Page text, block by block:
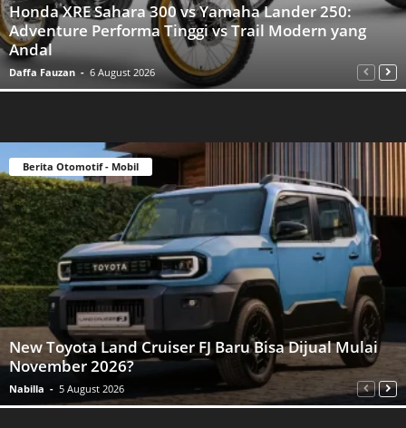
Honda XRE Sahara 300 vs Yamaha Lander 250:
Adventure Performa Tinggi vs Trail Modern yang
Andal
Daffa Fauzan - 6 August 2026
Berita Otomotif - Mobil
New Toyota Land Cruiser FJ Baru Bisa Dijual Mulai
November 2026?
Nabilla - 5 August 2026